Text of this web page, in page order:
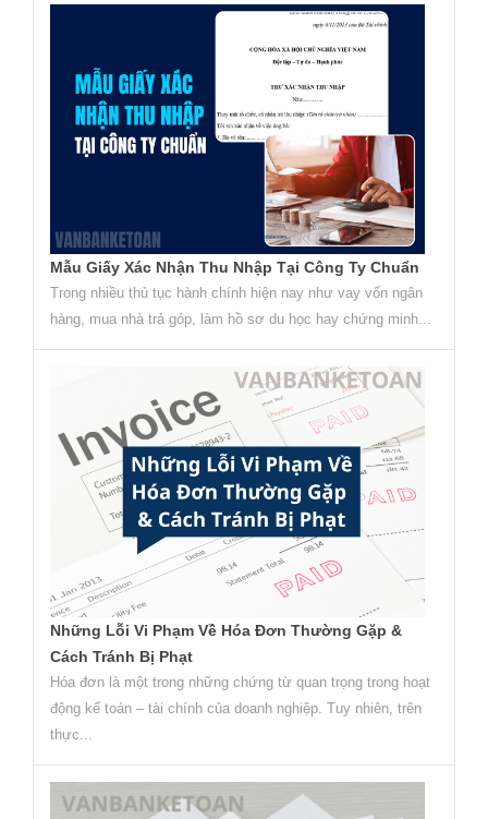
Mẫu Giấy Xác Nhận Thu Nhập Tại Công Ty Chuẩn
Trong nhiều thủ tục hành chính hiện nay như vay vốn ngân
hàng, mua nhà trả góp, làm hồ sơ du học hay chứng minh...
Những Lỗi Vi Phạm Về Hóa Đơn Thường Gặp &
Cách Tránh Bị Phạt
Hóa đơn là một trong những chứng từ quan trọng trong hoạt
động kế toán – tài chính của doanh nghiệp. Tuy nhiên, trên
thực...